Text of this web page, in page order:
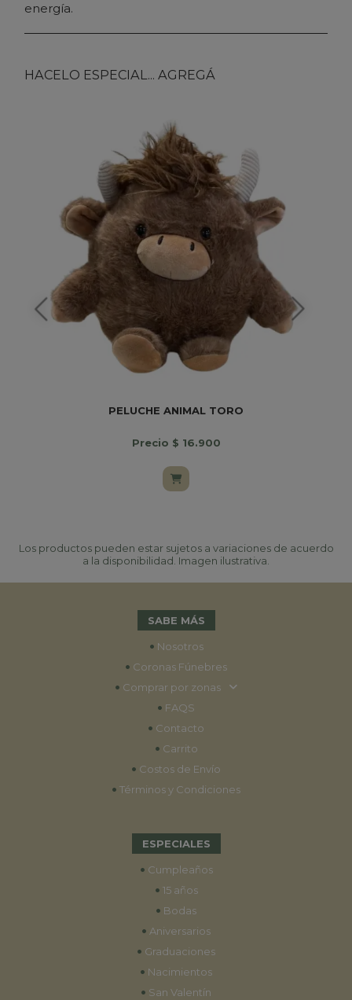
energía.
HACELO ESPECIAL... AGREGÁ
PELUCHE ANIMAL TORO
Precio $ 16.900
Los productos pueden estar sujetos a variaciones de acuerdo
a la disponibilidad. Imagen ilustrativa.
SABE MÁS
• Nosotros
• Coronas Fúnebres
• Comprar por zonas
• FAQS
• Contacto
• Carrito
• Costos de Envío
• Términos y Condiciones
ESPECIALES
• Cumpleaños
• 15 años
• Bodas
• Aniversarios
• Graduaciones
• Nacimientos
• San Valentín